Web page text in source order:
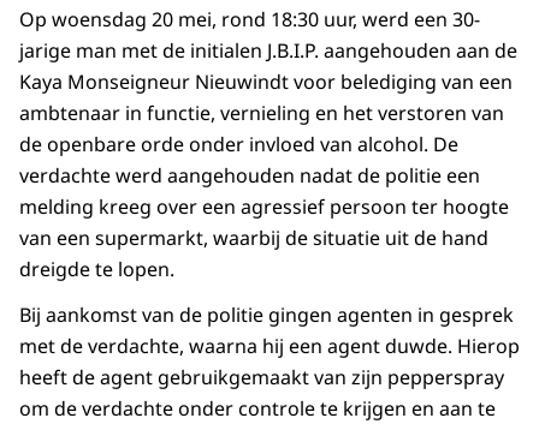
Op woensdag 20 mei, rond 18:30 uur, werd een 30-
jarige man met de initialen J.B.I.P. aangehouden aan de
Kaya Monseigneur Nieuwindt voor belediging van een
ambtenaar in functie, vernieling en het verstoren van
de openbare orde onder invloed van alcohol. De
verdachte werd aangehouden nadat de politie een
melding kreeg over een agressief persoon ter hoogte
van een supermarkt, waarbij de situatie uit de hand
dreigde te lopen.
Bij aankomst van de politie gingen agenten in gesprek
met de verdachte, waarna hij een agent duwde. Hierop
heeft de agent gebruikgemaakt van zijn pepperspray
om de verdachte onder controle te krijgen en aan te